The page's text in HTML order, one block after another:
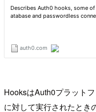
HooksはAuth0プラット
に対して実行されたとき